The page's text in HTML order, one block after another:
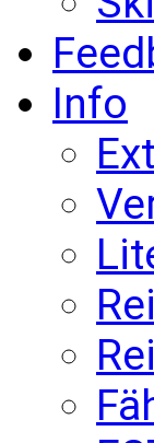
Info